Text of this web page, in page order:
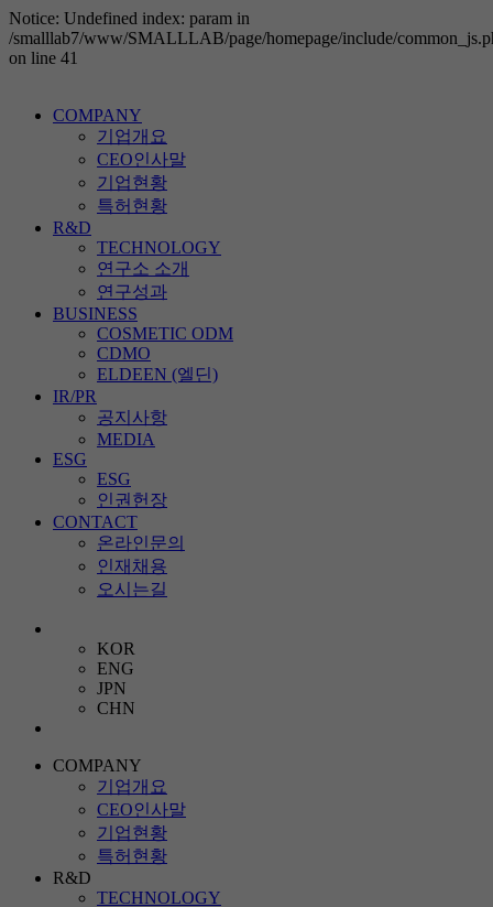
Notice: Undefined index: param in
/smalllab7/www/SMALLLAB/page/homepage/include/
on line 41
COMPANY
기업개요
CEO인사말
기업현황
특허현황
R&D
TECHNOLOGY
연구소 소개
연구성과
BUSINESS
COSMETIC ODM
CDMO
ELDEEN (엘딘)
IR/PR
공지사항
MEDIA
ESG
ESG
인권헌장
CONTACT
온라인문의
인재채용
오시는길
KOR
ENG
JPN
CHN
COMPANY
기업개요
CEO인사말
기업현황
특허현황
R&D
TECHNOLOGY